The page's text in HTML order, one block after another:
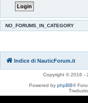
NO_FORUMS_IN_CATEGORY
Indice di NauticForum.it
Copyright © 2016 -
Powered by phpBB®